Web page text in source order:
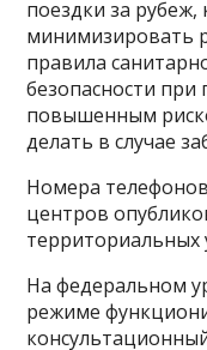
поездки за рубеж,
минимизировать
правила
безопасности при
повышенным
делать в случае
Номера
центров
территориальных
На федеральном
режиме